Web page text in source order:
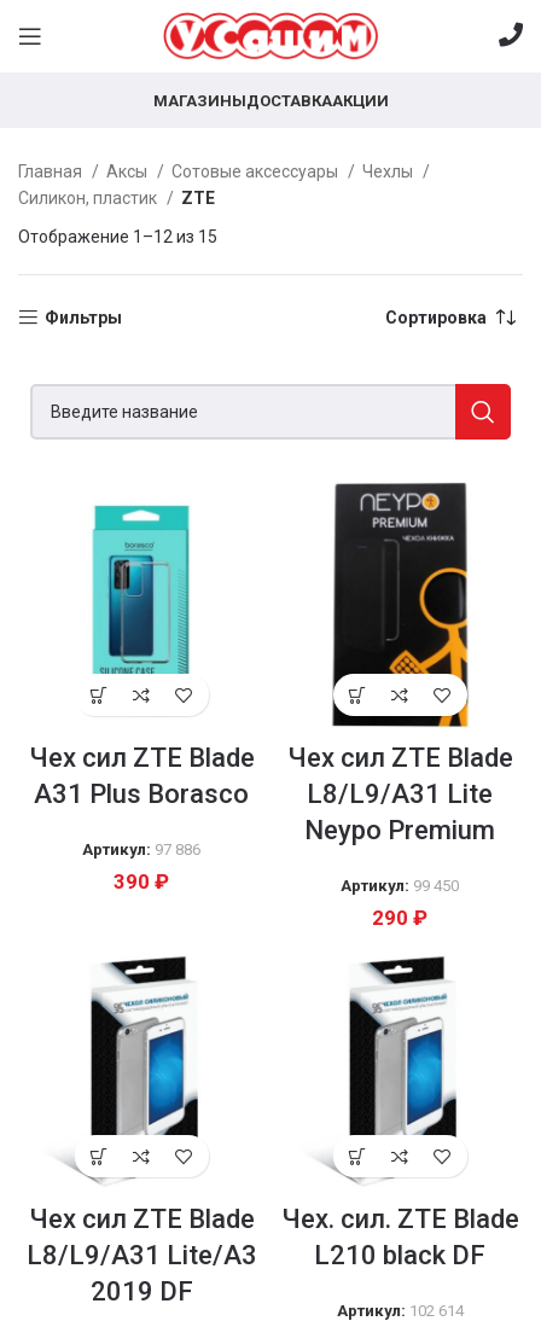
МАГАЗИНЫДОСТАВКААКЦИИ
Главная Аксы Сотовые аксессуары
Чехлы
Силикон, пластик
ZTE
Отображение 1–12 из 15
Фильтры Сортировка
Чех сил ZTE Blade
A31 Plus Borasco
Артикул: 97 886
390 ₽
Чех сил ZTE Blade
L8/L9/A31 Lite
Neypo Premium
Артикул: 99 450
290 ₽
Чех сил ZTE Blade
L8/L9/A31 Lite/A3
2019 DF
Чех. сил. ZTE Blade
L210 black DF
Артикул: 102 614